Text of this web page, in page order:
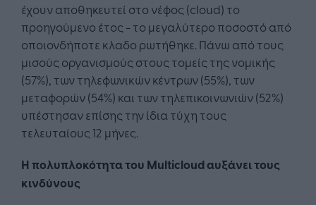
έχουν αποθηκευτεί στο νέφος (cloud) το
προηγούμενο έτος - το μεγαλύτερο ποσοστό από
οποιονδήποτε κλαδο ρωτήθηκε. Πάνω από τους
μισούς οργανισμούς στους τομείς της νομικής
(57%), των τηλεφωνικών κέντρων (55%), των
μεταφορών (54%) και των τηλεπικοινωνιών (52%)
υπέστησαν επίσης την ίδια τύχη τους
τελευταίους 12 μήνες.
Η πολυπλοκότητατου Multicloudαυξάνειτους
κινδύνους